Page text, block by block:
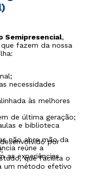
Semipresencial,
fazem da nossa
necessidades
às melhores
de última geração;
e biblioteca
por
que facilita o
um método efetivo
não abre mão da
reúne a
as experiências